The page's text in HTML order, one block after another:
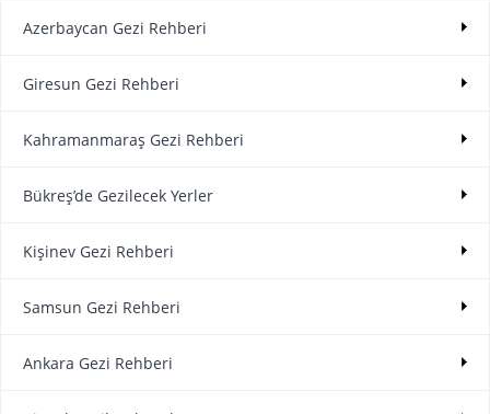
Azerbaycan Gezi Rehberi
Giresun Gezi Rehberi
Kahramanmaraş Gezi Rehberi
Bükreş’de Gezilecek Yerler
Kişinev Gezi Rehberi
Samsun Gezi Rehberi
Ankara Gezi Rehberi